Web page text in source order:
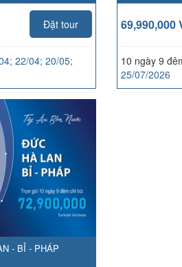
Đặt tour
22/04; 20/05;
69,990,000
10 ngày 9
25/07/2026
- BỈ - PHÁP